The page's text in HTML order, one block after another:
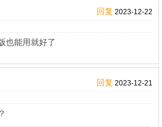
回复 2023-12-22
也能用就好了
回复 2023-12-21